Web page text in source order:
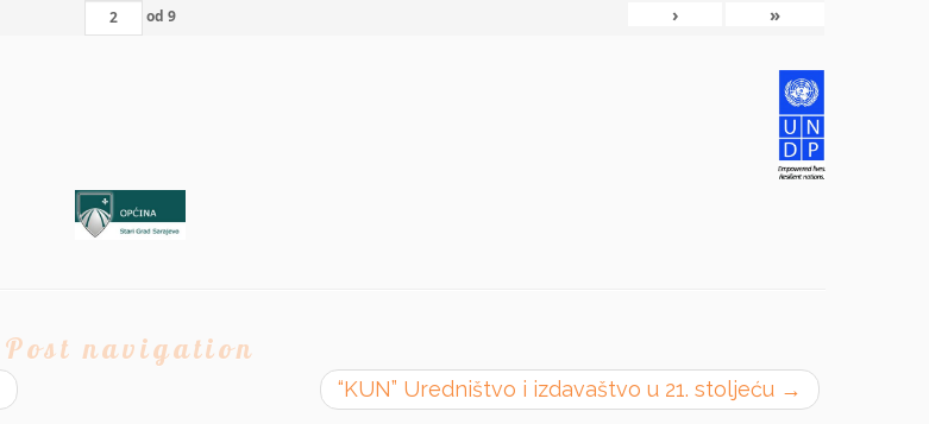
od 9 › »
Post navigation
“KUN” Uredništvo i izdavaštvo u 21. stoljeću →